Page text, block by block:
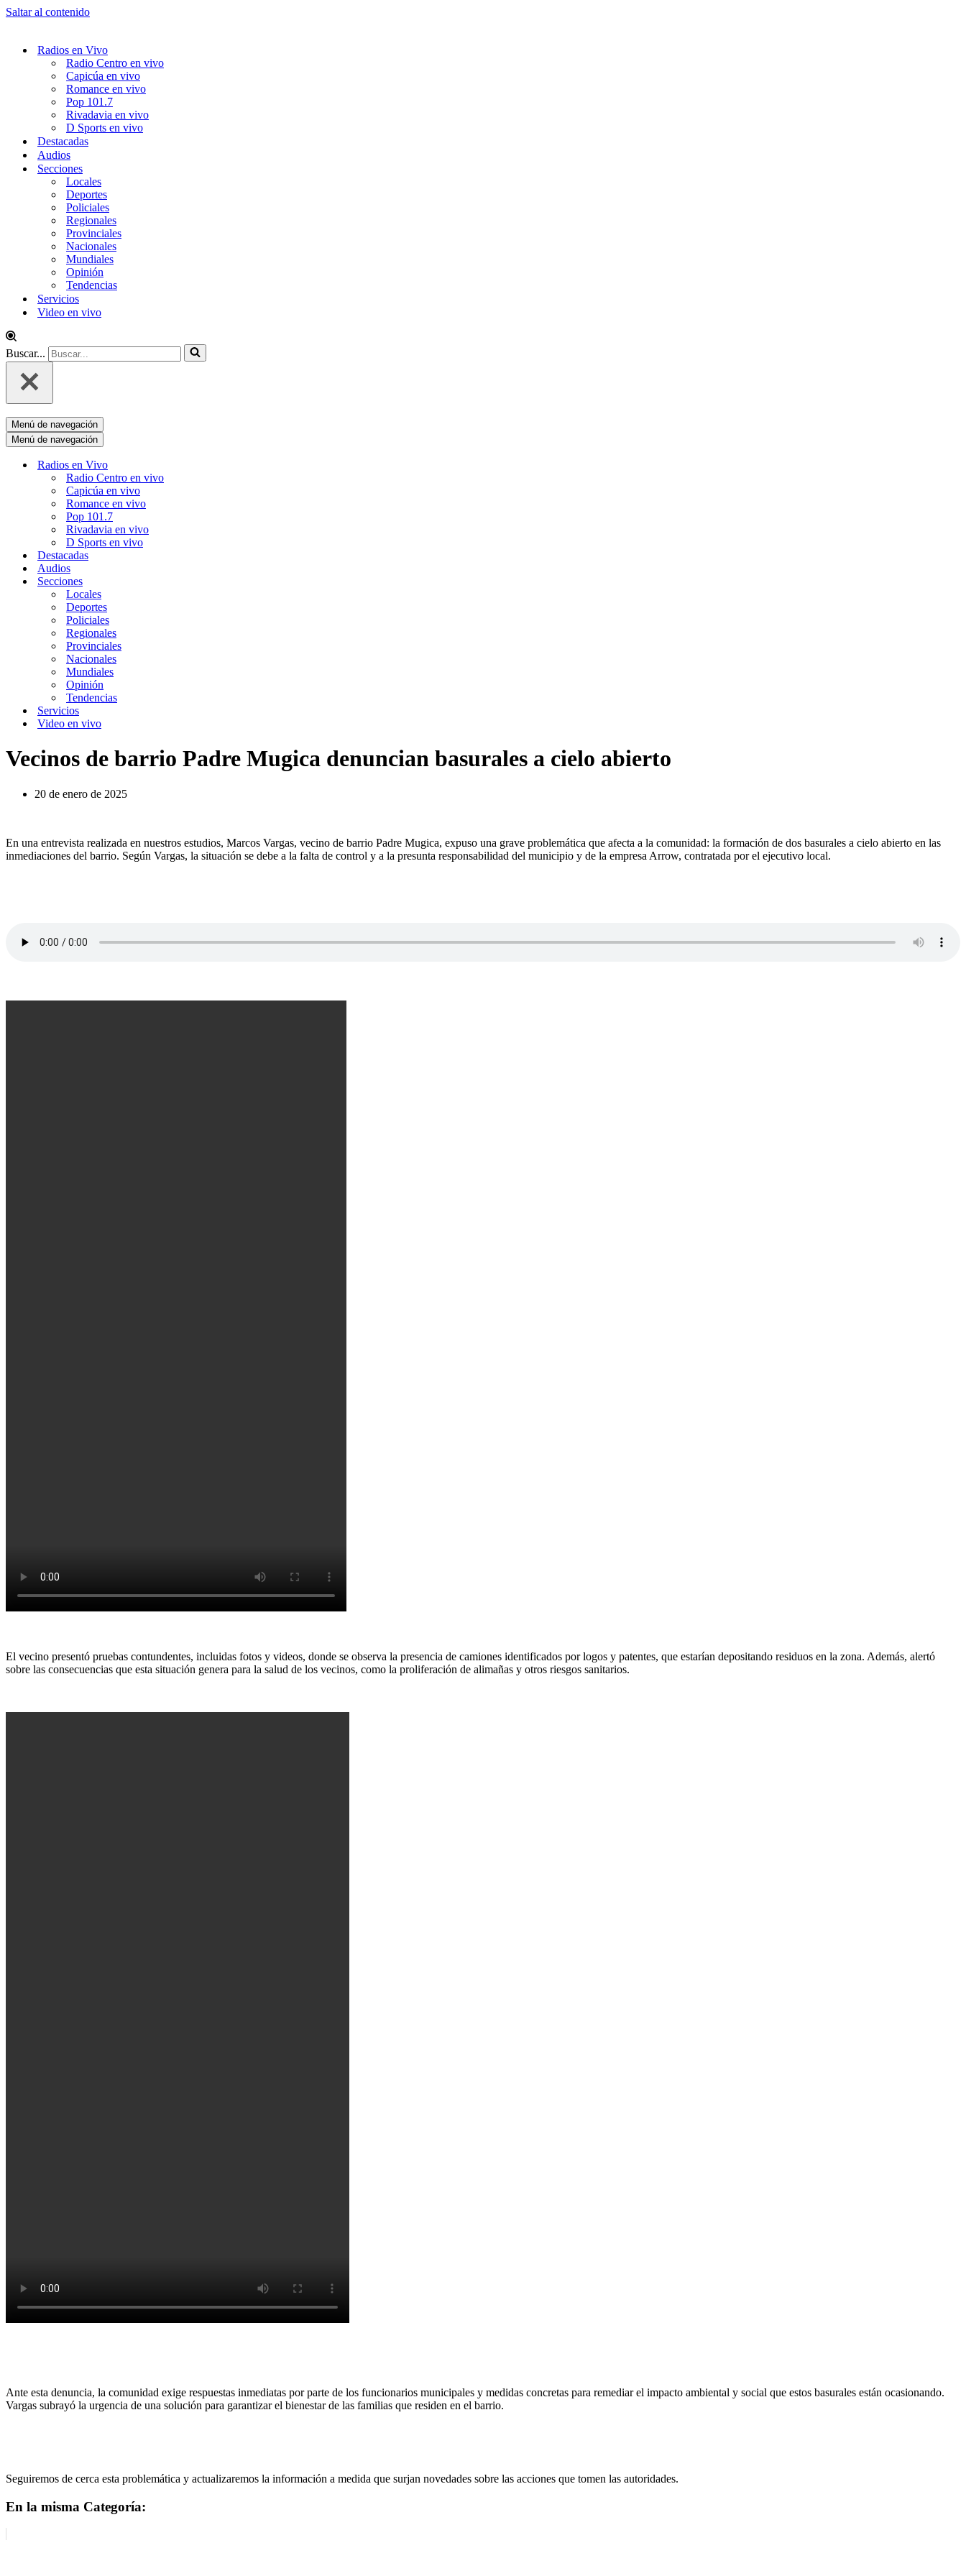
Saltar al contenido
Radios en Vivo
Radio Centro en vivo
Capicúa en vivo
Romance en vivo
Pop 101.7
Rivadavia en vivo
D Sports en vivo
Destacadas
Audios
Secciones
Locales
Deportes
Policiales
Regionales
Provinciales
Nacionales
Mundiales
Opinión
Tendencias
Servicios
Video en vivo
Buscar...
Menú de navegación
Menú de navegación
Radios en Vivo
Radio Centro en vivo
Capicúa en vivo
Romance en vivo
Pop 101.7
Rivadavia en vivo
D Sports en vivo
Destacadas
Audios
Secciones
Locales
Deportes
Policiales
Regionales
Provinciales
Nacionales
Mundiales
Opinión
Tendencias
Servicios
Video en vivo
Vecinos de barrio Padre Mugica denuncian basurales a cielo abierto
20 de enero de 2025
En una entrevista realizada en nuestros estudios, Marcos Vargas, vecino de barrio Padre Mugica, expuso una grave problemática que afecta a la comunidad: la formación de dos basurales a cielo abierto en las
inmediaciones del barrio. Según Vargas, la situación se debe a la falta de control y a la presunta responsabilidad del municipio y de la empresa Arrow, contratada por el ejecutivo local.
El vecino presentó pruebas contundentes, incluidas fotos y videos, donde se observa la presencia de camiones identificados por logos y patentes, que estarían depositando residuos en la zona. Además, alertó
sobre las consecuencias que esta situación genera para la salud de los vecinos, como la proliferación de alimañas y otros riesgos sanitarios.
Ante esta denuncia, la comunidad exige respuestas inmediatas por parte de los funcionarios municipales y medidas concretas para remediar el impacto ambiental y social que estos basurales están ocasionando.
Vargas subrayó la urgencia de una solución para garantizar el bienestar de las familias que residen en el barrio.
Seguiremos de cerca esta problemática y actualizaremos la información a medida que surjan novedades sobre las acciones que tomen las autoridades.
En la misma Categoría: